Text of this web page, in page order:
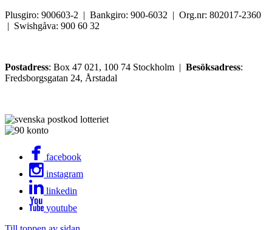
Plusgiro: 900603-2 | Bankgiro: 900-6032 | Org.nr: 802017-2360
| Swishgåva: 900 60 32
Postadress: Box 47 021, 100 74 Stockholm | Besöksadress:
Fredsborgsgatan 24, Årstadal
facebook
instagram
linkedin
youtube